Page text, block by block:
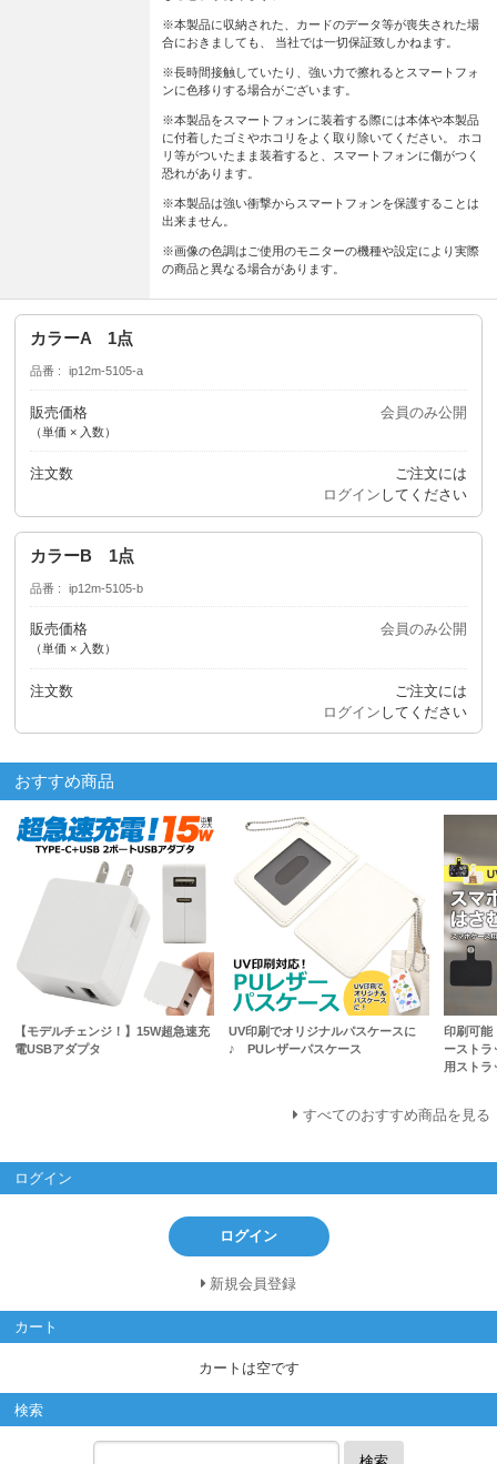
※本製品に収納された、カードのデータ等が喪失された場
合におきましても、 当社では一切保証致しかねます。
※長時間接触していたり、強い力で擦れるとスマートフォ
ンに色移りする場合がございます。
※本製品をスマートフォンに装着する際には本体や本製品
に付着したゴミやホコリをよく取り除いてください。 ホコ
リ等がついたまま装着すると、スマートフォンに傷がつく
恐れがあります。
※本製品は強い衝撃からスマートフォンを保護することは
出来ません。
※画像の色調はご使用のモニターの機種や設定により実際
の商品と異なる場合があります。
カラーA 1点
品番 ip12m-5105-a
販売価格
（単価 × 入数）
会員のみ公開
注文数
ご注文には
ログイン してください
カラーB 1点
品番 ip12m-5105-b
販売価格
（単価 × 入数）
会員のみ公開
注文数
ご注文には
ログイン してください
おすすめ商品
【モデルチェンジ！】15W超急速充
電USBアダプタ
UV印刷でオリジナルパスケースに
♪ PUレザーパスケース
印刷可能
ースト
用スト
すべてのおすすめ商品を見る
ログイン
ログイン
新規会員登録
カート
カートは空です
検索